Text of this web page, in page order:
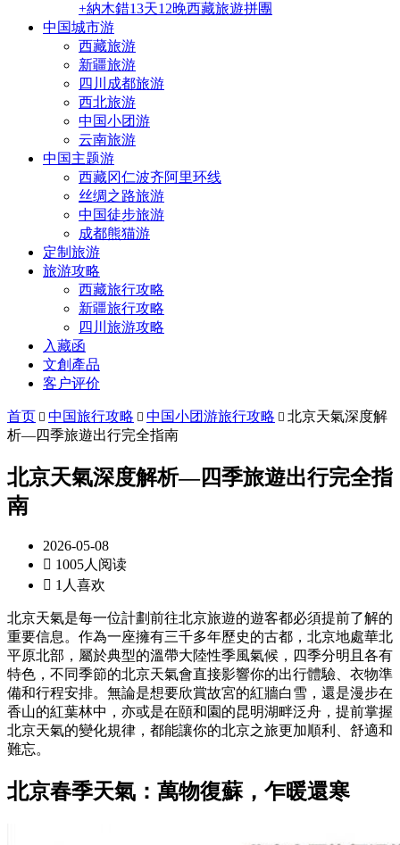
+納木錯13天12晚西藏旅遊拼團
中国城市游
西藏旅游
新疆旅游
四川成都旅游
西北旅游
中国小团游
云南旅游
中国主题游
西藏冈仁波齐阿里环线
丝绸之路旅游
中国徒步旅游
成都熊猫游
定制旅游
旅游攻略
西藏旅行攻略
新疆旅行攻略
四川旅游攻略
入藏函
文創產品
客户评价
首页  中国旅行攻略  中国小团游旅行攻略  北京天氣深度解
析—四季旅遊出行完全指南
北京天氣深度解析—四季旅遊出行完全指
南
2026-05-08
 1005人阅读
 1人喜欢
北京天氣是每一位計劃前往北京旅遊的遊客都必須提前了解的
重要信息。作為一座擁有三千多年歷史的古都，北京地處華北
平原北部，屬於典型的溫帶大陸性季風氣候，四季分明且各有
特色，不同季節的北京天氣會直接影響你的出行體驗、衣物準
備和行程安排。無論是想要欣賞故宮的紅牆白雪，還是漫步在
香山的紅葉林中，亦或是在頤和園的昆明湖畔泛舟，提前掌握
北京天氣的變化規律，都能讓你的北京之旅更加順利、舒適和
難忘。
北京春季天氣：萬物復蘇， 乍暖還寒